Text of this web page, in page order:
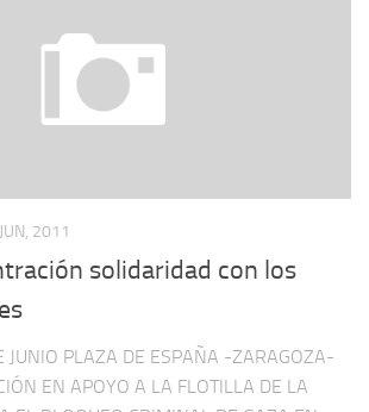
2011
solidaridad con los
JUNIO PLAZA DE ESPAÑA -ZARAGOZA-
EN APOYO A LA FLOTILLA DE LA